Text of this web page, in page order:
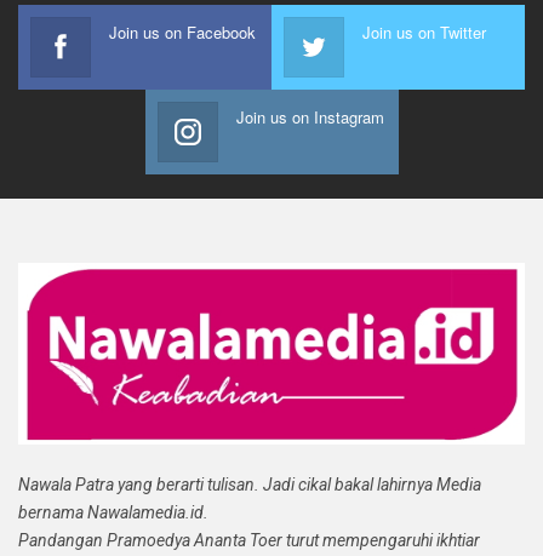
Join us on Facebook Join us on Twitter
Join us on Instagram
Nawala Patra yang berarti tulisan. Jadi cikal bakal lahirnya Media
bernama Nawalamedia.id.
Pandangan Pramoedya Ananta Toer turut mempengaruhi ikhtiar